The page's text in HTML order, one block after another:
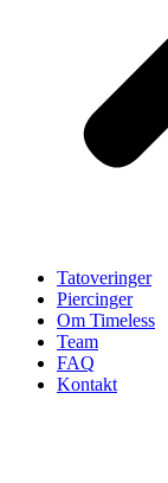
Tatoveringer
Piercinger
Om Timeless
Team
FAQ
Kontakt